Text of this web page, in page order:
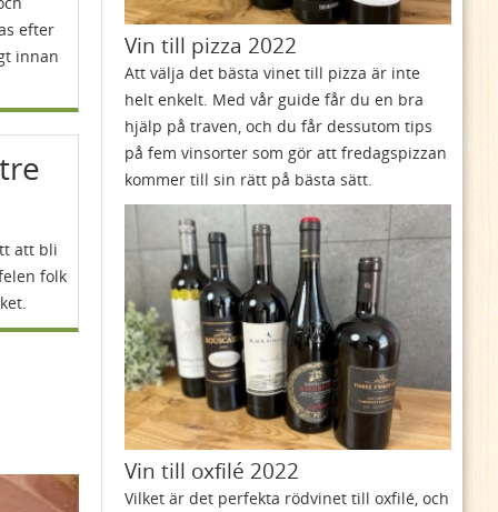
efter
innan
att bli
folk
Vin till pizza 2022
Att välja det bästa vinet till pizza är inte
helt enkelt. Med vår guide får du en bra
hjälp på traven, och du får dessutom tips
på fem vinsorter som gör att fredagspizzan
kommer till sin rätt på bästa sätt.
Vin till oxfilé 2022
Vilket är det perfekta rödvinet till oxfilé, och